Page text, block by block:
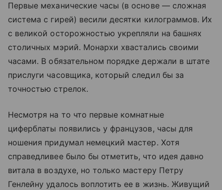
Первые механические часы (в основе — сложная
система с гирей) весили десятки килограммов. Их
с великой осторожностью укрепляли на башнях
столичных мэрий. Монархи хвастались своими
часами. В обязательном порядке держали в штате
прислуги часовщика, который следил бы за
точностью стрелок.
Несмотря на то что первые комнатные
циферблаты появились у французов, часы для
ношения придумал немецкий мастер. Хотя
справедливее было бы отметить, что идея давно
витала в воздухе, но только мастеру Петру
Генлейну удалось воплотить ее в жизнь. Живущий